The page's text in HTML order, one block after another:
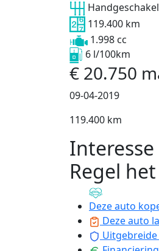
119.400 km
1.998 cc
6 l/100km
€ 20.750
09-04-2019
119.400 km
Interesse
Regel
Deze auto
Deze auto